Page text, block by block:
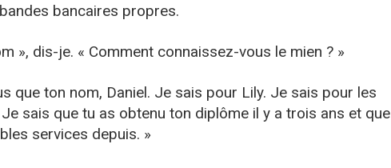
bancaires propres.
», dis-je. « Comment connaissez-vous le mien ? »
que ton nom, Daniel. Je sais pour Lily. Je sais pour les
sais que tu as obtenu ton diplôme il y a trois ans et que
services depuis. »